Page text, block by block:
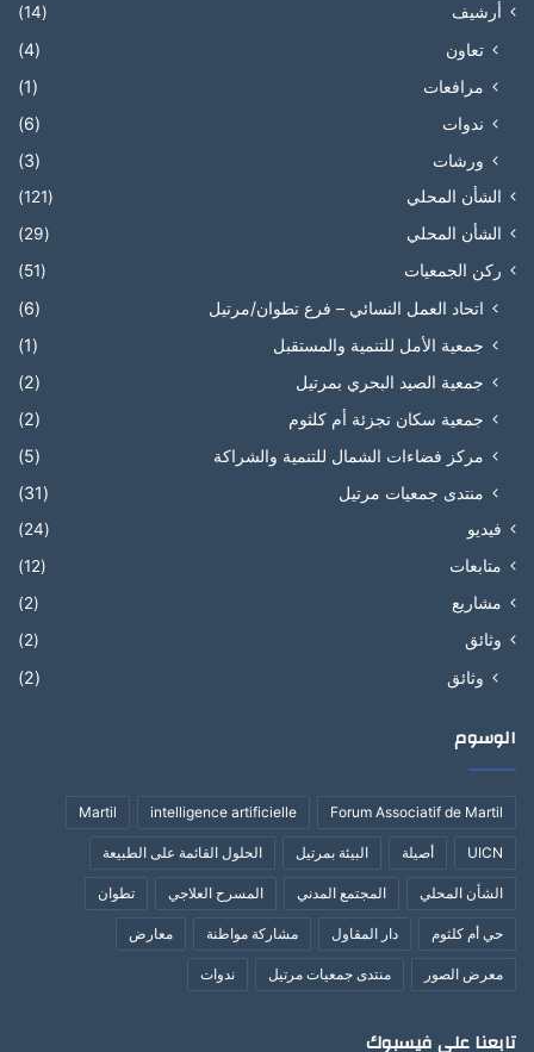
أرشيف
(14)
تعاون
(4)
مرافعات
(1)
ندوات
(6)
ورشات
(3)
الشأن المحلي
(121)
الشأن المحلي
(29)
ركن الجمعيات
(51)
اتحاد العمل النسائي – فرع تطوان/مرتيل
(6)
جمعية الأمل للتنمية والمستقبل
(1)
جمعية الصيد البحري بمرتيل
(2)
جمعية سكان تجزئة أم كلثوم
(2)
مركز فضاءات الشمال للتنمية والشراكة
(5)
منتدى جمعيات مرتيل
(31)
فيديو
(24)
متابعات
(12)
مشاريع
(2)
وثائق
(2)
وثائق (2)
الوسوم
Forum Associatif de Martil
intelligence artificielle
Martil
UICN أصيلة البيئة بمرتيل الحلول القائمة على الطبيعة
الشأن المحلي المجتمع المدني المسرح العلاجي تطوان
حي أم كلثوم دار المقاول مشاركة مواطنة معارض
معرض الصور منتدى جمعيات مرتيل ندوات
تابعنا على فيسبوك